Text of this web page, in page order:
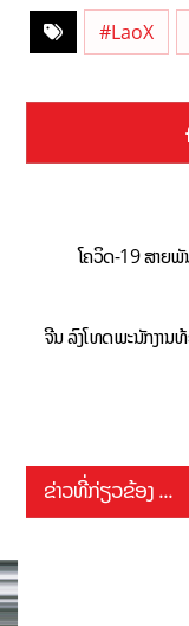
#LaoX
ໂຄວິດ-19 ສາຍພັ
ຈີນ ລົງໂທດພະນັກງານ
ຂ່າວທີ່ກ່ຽວຂ້ອງ ...